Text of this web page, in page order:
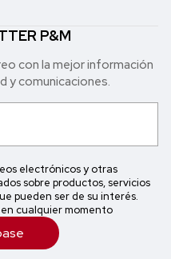
P&M
con la mejor in formación
y comunicaciones.
electrónicos y otras
sobre productos, servicios
pueden ser de su interés.
cualquier momento